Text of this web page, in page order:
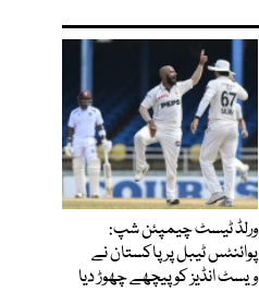
ورلڈ ٹیسٹ چیمپئن شپ:
پوائنٹس ٹیبل پر پاکستان نے
ویسٹ انڈیز کو پیچھے چھوڑ دیا